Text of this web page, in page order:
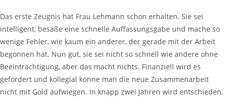
Das erste Zeugnis hat Frau Lehmann schon erhalten. Sie sei
intelligent, besäße eine schnelle Auffassungsgabe und mache so
wenige Fehler, wie kaum ein anderer, der gerade mit der Arbeit
begonnen hat. Nun gut, sie sei nicht so schnell wie andere ohne
Beeinträchtigung, aber das macht nichts. Finanziell wird es
gefördert und kollegial könne man die neue Zusammenarbeit
nicht mit Gold aufwiegen. In knapp zwei Jahren wird entschieden,